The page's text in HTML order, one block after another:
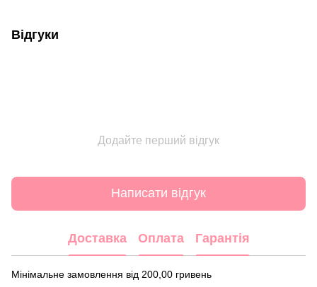
Відгуки
Додайте перший відгук
Написати відгук
Доставка Оплата Гарантія
Мінімальне замовлення від 200,00 гривень